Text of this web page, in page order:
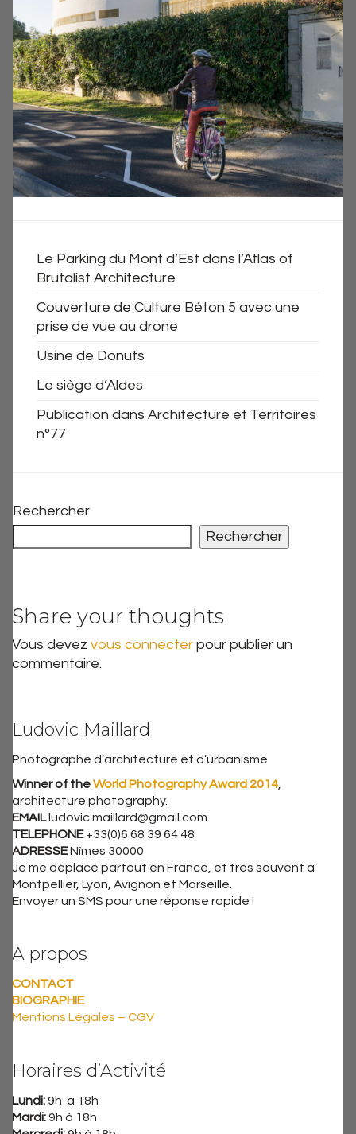
Le Parking du Mont d’Est dans l’Atlas of
Brutalist Architecture
Couverture de Culture Béton 5 avec une
prise de vue au drone
Usine de Donuts
Le siège d’Aldes
Publication dans Architecture et Territoires
n°77
Rechercher
Rechercher
Share your thoughts
Vous devez vous connecter pour publier un
commentaire.
Ludovic Maillard
Photographe d’architecture et d’urbanisme
Winner of theWorld Photography Award 2014
architecture photography.
EMAILludovic.maillard@gmail.com
TELEPHONE+33(0)6 68 39 64 48
ADRESSENîmes 30000
Je me déplace partout en France, et très souvent à
Montpellier, Lyon, Avignon et Marseille.
Envoyer un SMS pour une réponse rapide !
A propos
CONTACT
BIOGRAPHIE
Mentions Légales – CGV
Horaires d’Activité
Lundi:9h à 18h
Mardi:9h à 18h